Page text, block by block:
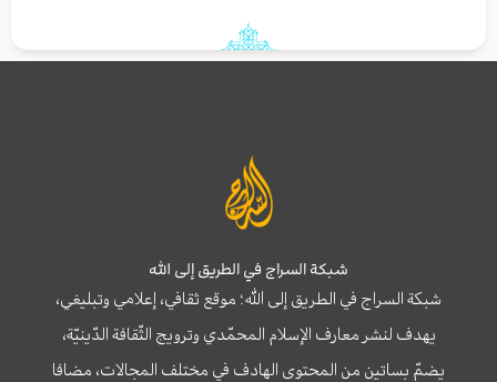
شبكة السراج في الطريق إلى الله
شبكة السراج في الطريق إلى الله؛ موقع ثقافي، إعلامي وتبليغي،
يهدف لنشر معارف الإسلام المحمّدي وترويج الثّقافة الدّينيّة،
يضمّ بساتين من المحتوى الهادف في مختلف المجالات، مضافا